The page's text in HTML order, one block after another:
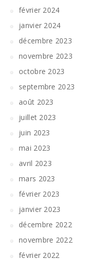
février 2024
janvier 2024
décembre 2023
novembre 2023
octobre 2023
septembre 2023
août 2023
juillet 2023
juin 2023
mai 2023
avril 2023
mars 2023
février 2023
janvier 2023
décembre 2022
novembre 2022
février 2022